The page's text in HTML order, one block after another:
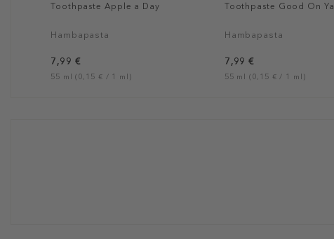
Toothpaste Apple a Day
Hambapasta
7,99 €
55 ml (0,15 € / 1 ml)
Toothpaste Good On Ya
Hambapasta
7,99 €
55 ml (0,15 € / 1 ml)